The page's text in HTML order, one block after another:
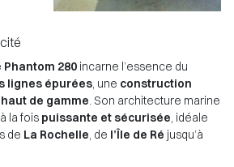
Phantom 280 incarne l’essence du
lignes épurées, une construction
de gamme. Son architecture marine
la fois puissante et sécurisée, idéale
de La Rochelle, de l’Île de Ré jusqu’à